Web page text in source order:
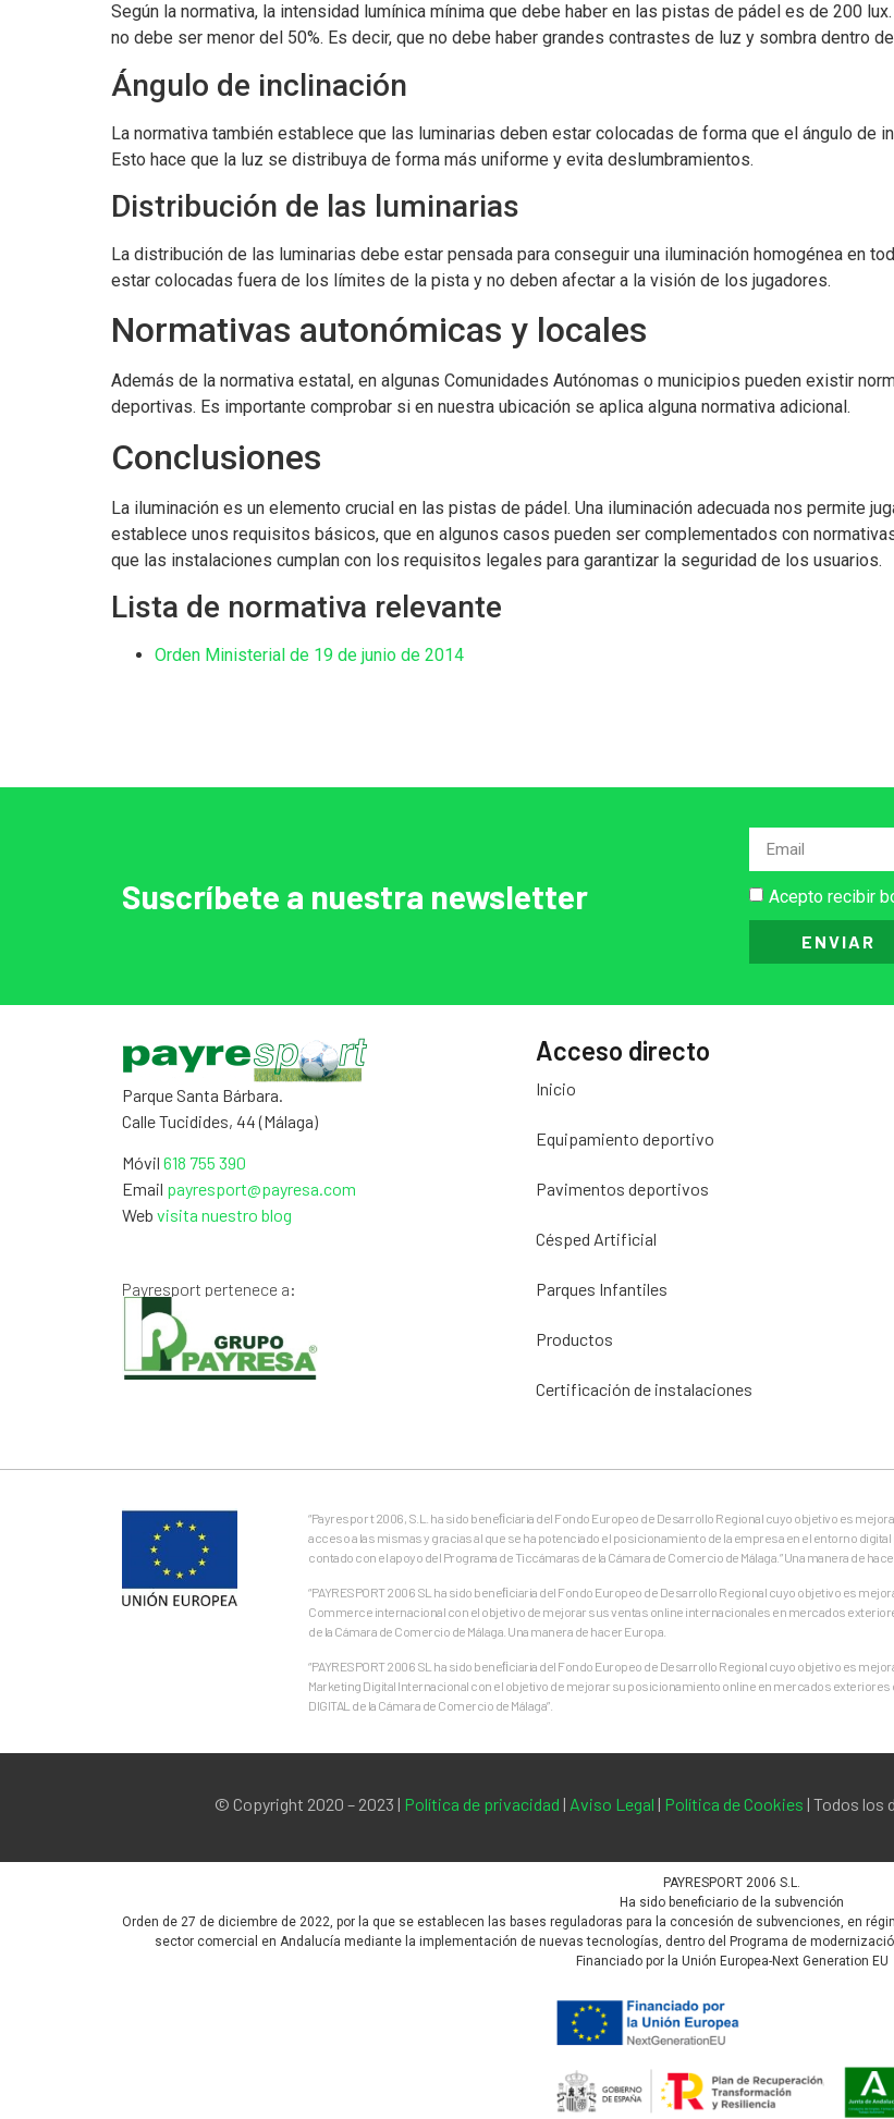
Según la normativa, la intensidad lumínica mínima que debe haber en las pistas de pádel es de 200
no debe ser menor del 50%. Es decir, que no debe haber grandes contrastes de luz y sombra dentro
Ángulo de inclinación
La normativa también establece que las luminarias deben estar colocadas de forma que el ángulo de
Esto hace que la luz se distribuya de forma más uniforme y evita deslumbramientos.
Distribución de las luminarias
La distribución de las luminarias debe estar pensada para conseguir una iluminación homogénea en
estar colocadas fuera de los límites de la pista y no deben afectar a la visión de los jugadores.
Normativas autonómicas y locales
Además de la normativa estatal, en algunas Comunidades Autónomas o municipios pueden existir
deportivas. Es importante comprobar si en nuestra ubicación se aplica alguna normativa adicional.
Conclusiones
La iluminación es un elemento crucial en las pistas de pádel. Una iluminación adecuada nos permite
establece unos requisitos básicos, que en algunos casos pueden ser complementados con
que las instalaciones cumplan con los requisitos legales para garantizar la seguridad de los usuarios.
Lista de normativa relevante
Orden Ministerial de 19 de junio de 2014
Suscríbete a nuestra newsletter Acepto recibir
ENVIAR
Parque Santa Bárbara.
Calle Tucidides, 44 (Málaga)
Móvil 618 755 390
Email payresport@payresa.com
Web visita nuestro blog
Payresport pertenece a:
Acceso directo
Inicio
Equipamiento deportivo
Pavimentos deportivos
Césped Artificial
Parques Infantiles
Productos
Certificación de instalaciones
“Payrespor t 2006, S.L. ha sido beneﬁciaria del Fondo Europeo de Desarrollo Regional cuyo objetivo es
acceso a las mismas y gracias al que se ha potenciado el posicionamiento de la empresa en el entorno
contado con el apoyo del Programa de Ticcámaras de la Cámara de Comercio de Málaga.” Una manera de
“PAYRESPORT 2006 SL ha sido beneﬁciaria del Fondo Europeo de Desarrollo Regional cuyo objetivo es
Commerce internacional con el objetivo de mejorar sus ventas online internacionales en mercados
de la Cámara de Comercio de Málaga. Una manera de hacer Europa.
“PAYRESPORT 2006 SL ha sido beneﬁciaria del Fondo Europeo de Desarrollo Regional cuyo objetivo es
Marketing Digital Internacional con el objetivo de mejorar su posicionamiento online en mercados exteriores
DIGITAL de la Cámara de Comercio de Málaga”.
© Copyright 2020 – 2023 | Política de privacidad | Aviso Legal | Política de Cookies | Todos los
PAYRESPORT 2006 S.L.
Ha sido beneficiario de la subvención
Orden de 27 de diciembre de 2022, por la que se establecen las bases reguladoras para la concesión de subvenciones, en
sector comercial en Andalucía mediante la implementación de nuevas tecnologías, dentro del Programa de
Financiado por la Unión Europea-Next Generation EU